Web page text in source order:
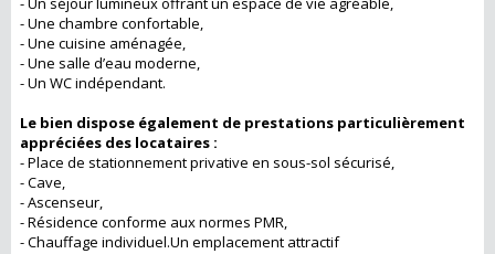
- Une chambre confortable,
- Une cuisine aménagée,
- Une salle d’eau moderne,
- Un WC indépendant.
Le bien dispose également de prestations particulièrement
appréciées des locataires :
- Place de stationnement privative en sous-sol sécurisé,
- Cave,
- Ascenseur,
- Résidence conforme aux normes PMR,
- Chauffage individuel.Un emplacement attractif